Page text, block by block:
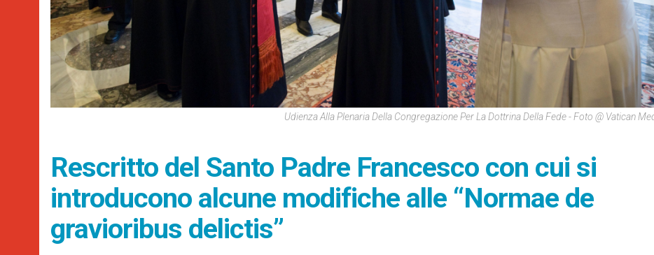
Udienza Alla Plenaria Della Congregazione Per La Dottrina Della Fede - Foto @ Vatican
Rescritto del Santo Padre Francesco con cui si
introducono alcune modifiche alle “Normae de
gravioribus delictis”